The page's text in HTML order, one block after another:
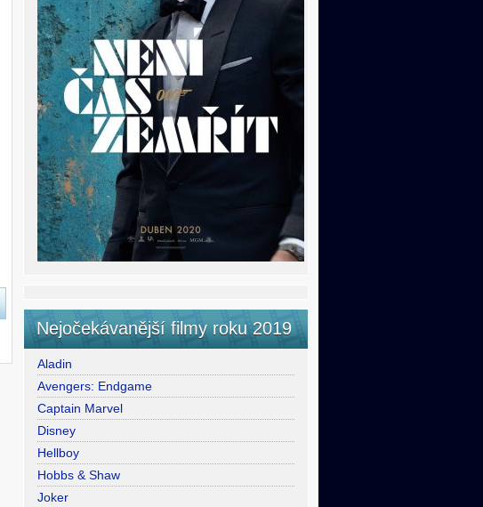
Nejočekávanější filmy roku 2019
Aladin
Avengers: Endgame
Captain Marvel
Disney
Hellboy
Hobbs & Shaw
Joker